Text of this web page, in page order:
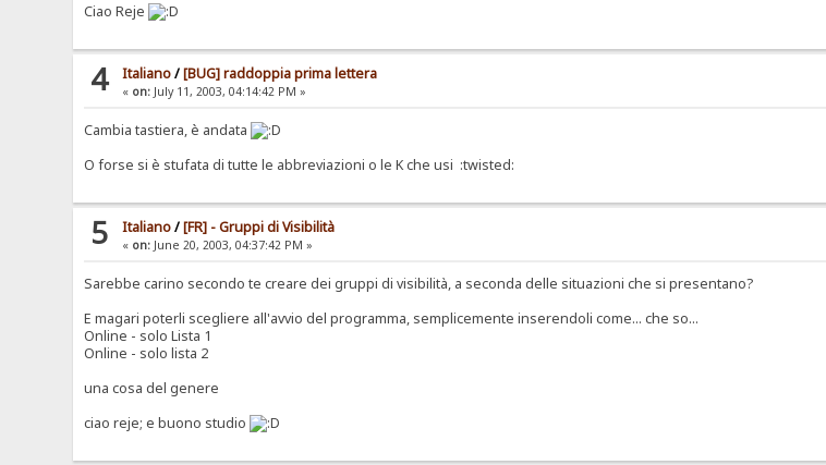
Ciao Reje
4 Italiano/[BUG] raddoppia prima lettera
« on: July 11, 2003, 04:14:42 PM »
Cambia tastiera, è andata
O forse si è stufata di tutte le abbreviazioni o le K che usi :twisted:
5 Italiano/[FR] - Gruppi di Visibilità
« on: June 20, 2003, 04:37:42 PM »
Sarebbe carino secondo te creare dei gruppi di visibilità, a seconda delle situazioni che si presentano?
E magari poterli scegliere all'avvio del programma, semplicemente inserendoli come... che so...
Online - solo Lista 1
Online - solo lista 2
una cosa del genere
ciao reje; e buono studio